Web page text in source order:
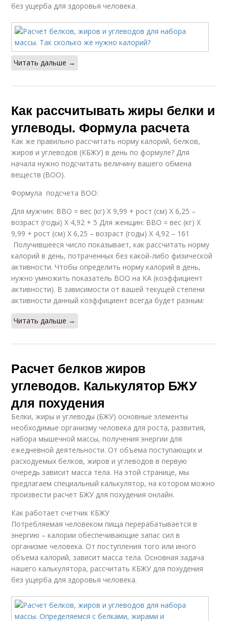
без ущерба для здоровья человека.
Читать дальше →
Как рассчитывать жиры белки и
углеводы. Формула расчета
Как же правильно рассчитать норму калорий, белков,
жиров и углеводов (КБЖУ) в день по формуле? Для
начала нужно подсчитать величину вашего обмена
веществ (ВОО).
Формула подсчета ВОО:
Для мужчин: ВВО = вес (кг) Х 9,99 + рост (см) Х 6,25 –
возраст (годы) Х 4,92 + 5 Для женщин: ВВО = вес (кг) Х
9,99 + рост (см) Х 6,25 – возраст (годы) Х 4,92 – 161
Получившееся число показывает, как рассчитать норму
калорий в день, потраченных без какой-либо физической
активности. Чтобы определить норму калорий в день,
нужно умножить показатель ВОО на КА (коэффициент
активности). В зависимости от вашей текущей степени
активности данный коэффициент всегда будет разным:
Читать дальше →
Расчет белков жиров
углеводов. Калькулятор БЖУ
для похудения
Белки, жиры и углеводы (БЖУ) основные элементы
необходимые организму человека для роста, развития,
набора мышечной массы, получения энергии для
ежедневной деятельности. От объема поступающих и
расходуемых белков, жиров и углеводов в первую
очередь зависит масса тела. На этой странице, мы
предлагаем специальный калькулятор, на котором можно
произвести расчет БЖУ для похудения онлайн.
Как работает счетчик КБЖУ
Потребляемая человеком пища перерабатывается в
энергию – калории обеспечивающие запас сил в
организме человека. От поступления того или иного
объема калорий, зависит масса тела. Основная задача
нашего калькулятора, рассчитать КБЖУ для похудения
без ущерба для здоровья человека.